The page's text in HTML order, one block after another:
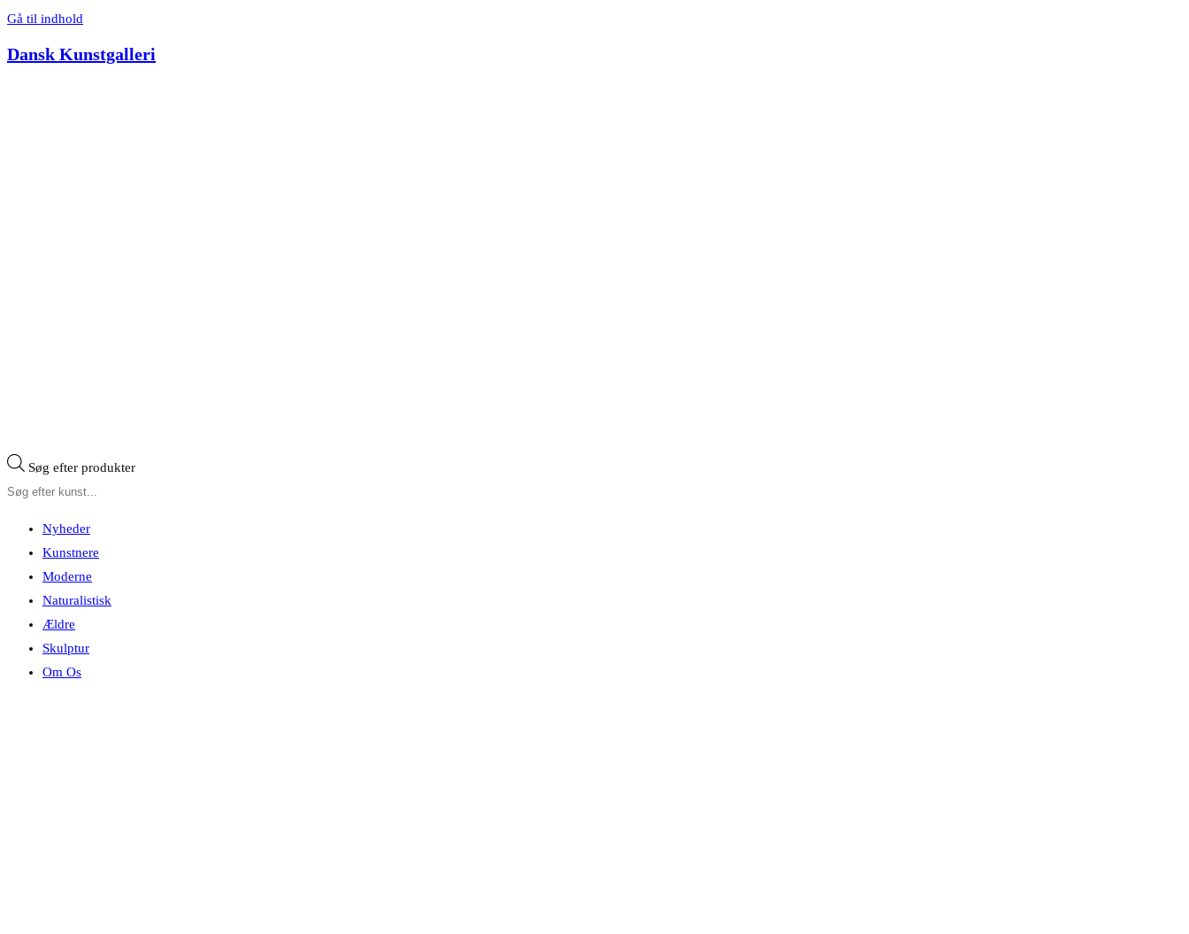
Gå til indhold
Dansk Kunstgalleri
Søg efter produkter
Nyheder
Kunstnere
Moderne
Naturalistisk
Ældre
Skulptur
Om Os